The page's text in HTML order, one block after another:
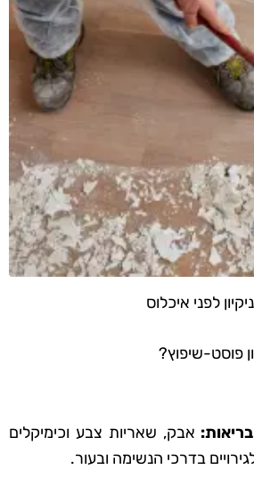
ניקיון לפני איכלוס
פוסט-שיפוץ?
אבק, שאריות צבע וכימיקלים
בדרכי הנשימה ובעור.